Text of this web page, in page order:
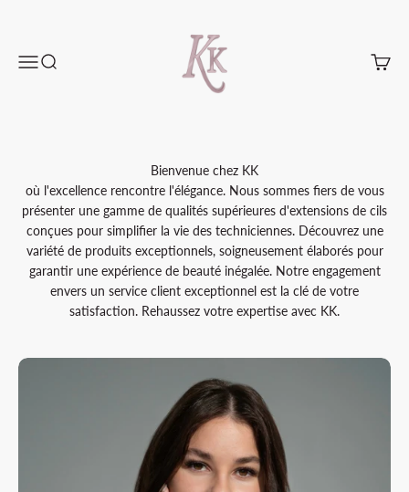
MenuRecherche Panier
Bienvenue chez KK
où l'excellence rencontre l'élégance. Nous sommes fiers de vous
présenter une gamme de qualités supérieures d'extensions de cils
conçues pour simplifier la vie des techniciennes. Découvrez une
variété de produits exceptionnels, soigneusement élaborés pour
garantir une expérience de beauté inégalée. Notre engagement
envers un service client exceptionnel est la clé de votre
satisfaction. Rehaussez votre expertise avec KK.